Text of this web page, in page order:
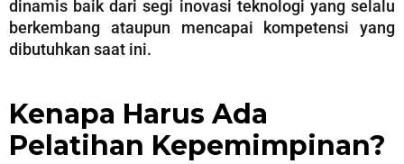
dinamis baik dari segi inovasi teknologi yang selalu
berkembang ataupun mencapai kompetensi yang
dibutuhkan saat ini.
Kenapa Harus Ada
Pelatihan Kepemimpinan?